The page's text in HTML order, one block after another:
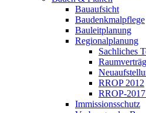
Bauaufsicht
Baudenkmalpflege
Bauleitplanung
Regionalplanung
Sachliches
RROP 2012
RROP-
Immissionsschutz